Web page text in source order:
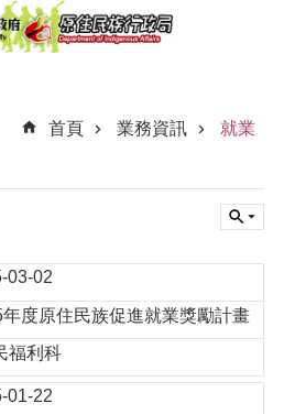
首頁
業務資訊 就業
03-02
年度原住民族促進就業獎勵計畫
福利科
01-22